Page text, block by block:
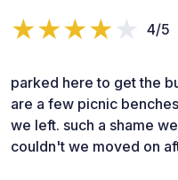
4/5
parked here to get the
are a few picnic
we left. such a shame
couldn't we moved on